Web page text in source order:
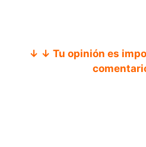
↓ ↓ Tu opinión es